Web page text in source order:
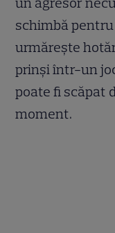
schimbă
urmăreşte
prinşi într-un
poate fi scăpat
moment.